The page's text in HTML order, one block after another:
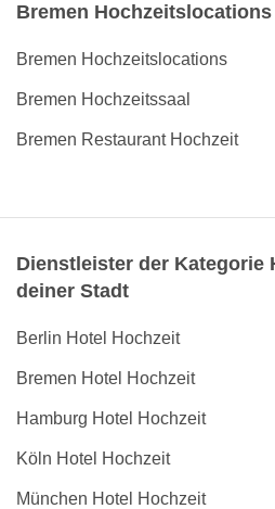
Bremen Hochzeitslocations
Bremen Hochzeitslocations
Bremen Hochzeitssaal
Bremen Restaurant Hochzeit
Dienstleister der Kategorie
deiner Stadt
Berlin Hotel Hochzeit
Bremen Hotel Hochzeit
Hamburg Hotel Hochzeit
Köln Hotel Hochzeit
München Hotel Hochzeit